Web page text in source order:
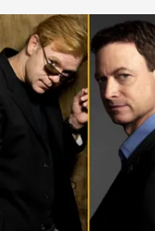
Los CSIs
energy.es
21 MAR 2024 - 13:23h.
Resuelve los
investigación
Energy, el canal
internacionales